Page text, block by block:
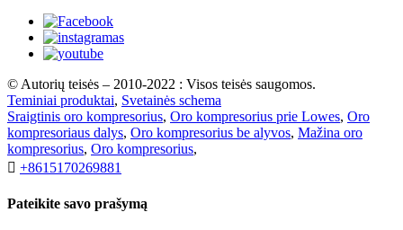
© Autorių teisės – 2010-2022 : Visos teisės saugomos.
Teminiai produktai, Svetainės schema
Sraigtinis oro kompresorius, Oro kompresorius prie Lowes, Oro
kompresoriaus dalys, Oro kompresorius be alyvos, Mažina oro
kompresorius, Oro kompresorius,
 +8615170269881
Pateikite savo prašymą